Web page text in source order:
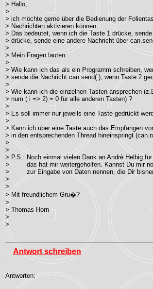
> Hallo,
>
> ich möchte gerne über die Bedienung der
> Nachrichten aktivieren können.
> Das bedeutet, wenn ich die Taste 1 drücke,
> drücke, sende eine andere Nachricht über
>
> Mein Fragen lauten:
>
> Wie kann ich das als ein Programm schreiben,
> sende die Nachricht can.send( ), wenn Taste 2
>
> Wie kann ich die einzelnen Tasten ansprechen
> num ( i => 2) = 0 für alle anderen Tasten) ?
>
> Es soll immer nur jeweils eine Taste gedrückt
>
> Kann ich über eine Taste auch das Empfangen
> in den entsprechenden Thread hineinspringt
>
>
> P.S.: Noch einmal vielen Dank an Andrè Helbig
> das hat mir weitergeholfen. Kannst Du mir
> zur Eingabe von Daten nennen, die Dir bisher
>
>
> Mit freundlichem Gru�?
>
> Thomas Horn
>
>
Antwort schreiben
Antworten: